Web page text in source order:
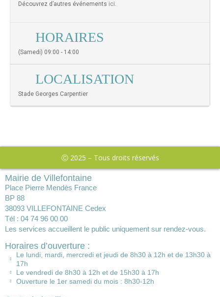
Découvrez d’autres événements ici.
HORAIRES
(Samedi) 09:00 - 14:00
LOCALISATION
Stade Georges Carpentier
Ⓒ 2025 – Tous droits réservés
Mairie de Villefontaine
Place Pierre Mendès France
BP 88
38093 VILLEFONTAINE Cedex
Tél : 04 74 96 00 00
Les services accueillent le public uniquement sur rendez-vous.
Horaires d’ouverture :
Le lundi, mardi, mercredi et jeudi de 8h30 à 12h et de 13h30 à
17h
Le vendredi de 8h30 à 12h et de 15h30 à 17h
Ouverture le 1er samedi du mois : 8h30-12h